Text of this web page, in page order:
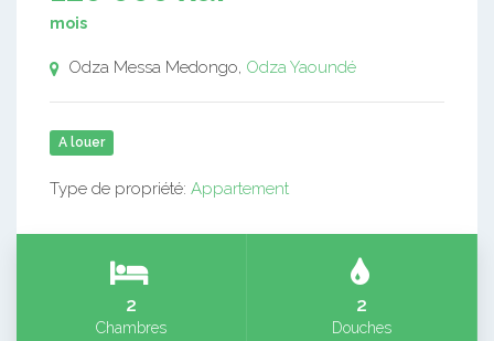
mois
Odza Messa Medongo, OdzaYaoundé
A louer
Type de propriété: Appartement
2
Chambres
2
Douches